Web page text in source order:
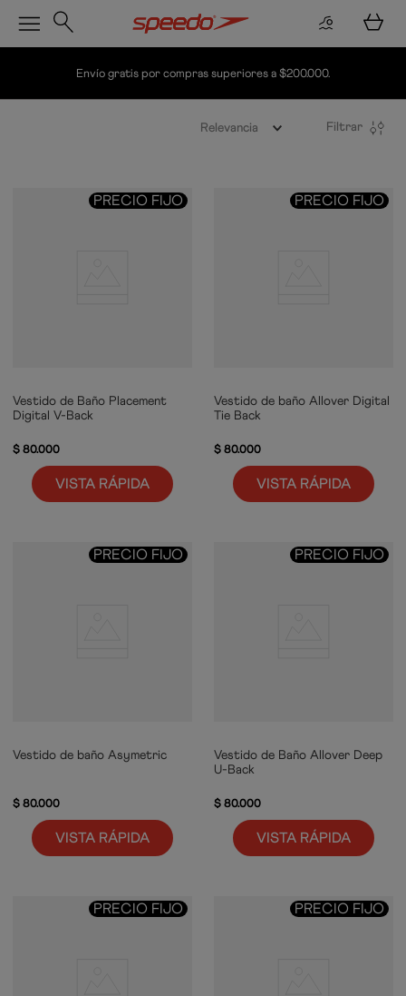
Envío gratis por compras superiores a $200.000.
Relevancia Filtrar
PRECIO FIJO
Vestido de Baño Placement
Digital V-Back
$80.000
VISTA RÁPIDA
PRECIO FIJO
Vestido de baño Allover Digital
Tie Back
$80.000
VISTA RÁPIDA
PRECIO FIJO
Vestido de baño Asymetric
$80.000
VISTA RÁPIDA
PRECIO FIJO
Vestido de Baño Allover Deep
U-Back
$80.000
VISTA RÁPIDA
PRECIO FIJO PRECIO FIJO